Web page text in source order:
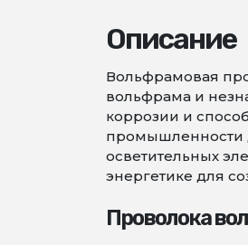
Описание
Вольфрамовая
вольфрама и
коррозии и
промышленности
осветительных
энергетике для
Проволока